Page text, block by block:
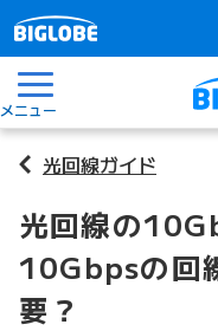
メニュー
光回線ガイド
光回線の
10Gbpsの回
要？